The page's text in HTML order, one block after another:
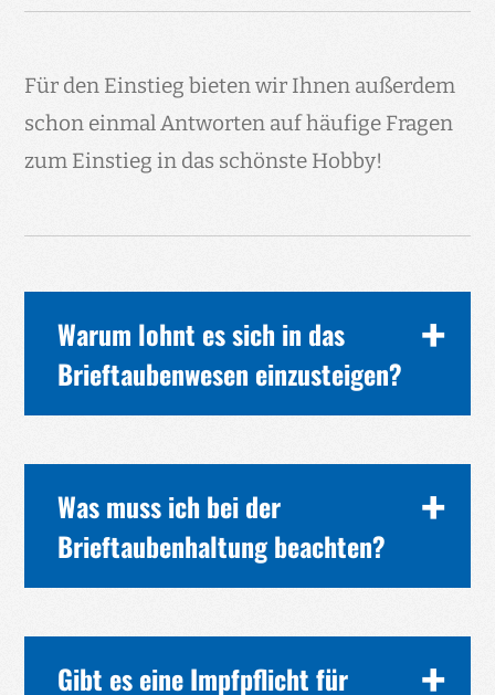
Für den Einstieg bieten wir Ihnen außerdem
schon einmal Antworten auf häufige Fragen
zum Einstieg in das schönste Hobby!
Warum lohnt es sich in das
Brieftaubenwesen einzusteigen?
Ich denke, dass es sich
Was muss ich bei der
Brieftaubenhaltung beachten?
Gibt es eine Impfpflicht für